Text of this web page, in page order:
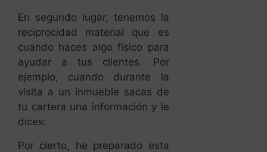
En segundo lugar, tenemos la
reciprocidad material que es
cuando haces algo físico para
ayudar a tus clientes. Por
ejemplo, cuando durante la
visita a un inmueble sacas de
tu cartera una información y le
dices:
Por cierto, he preparado esta